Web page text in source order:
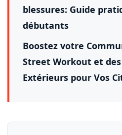
blessures: Guide
débutants
Boostez votre
Street Workout et
Extérieurs pour Vos